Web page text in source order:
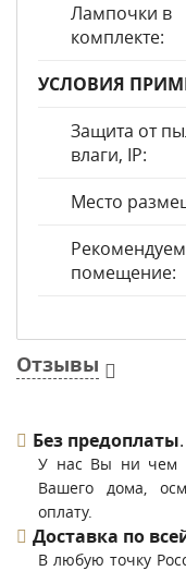
Лампочки в
комплекте:
УСЛОВИЯ
Защита от
влаги, IP:
Место
помещение:
Отзывы
Без предоплаты.
У нас Вы ни чем
Вашего дома,
оплату.
Доставка по
В любую точку